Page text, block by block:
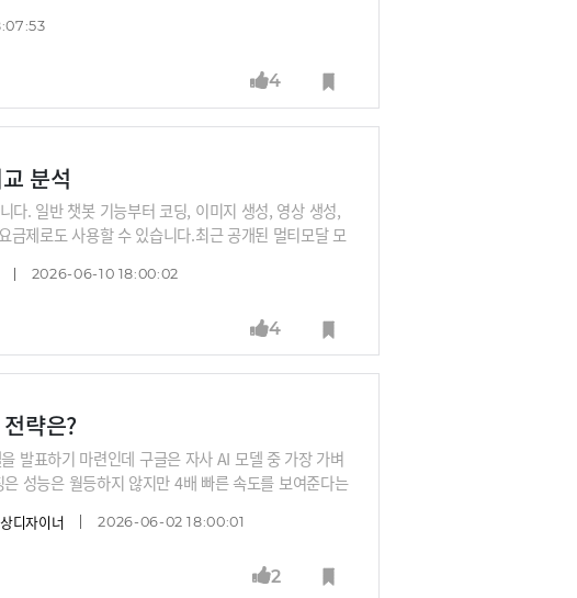
말과 윈비디아(Winvidia) AI PC의 등장⑤ 애플 WW
4
분석
다. 일반 챗봇 기능부터 코딩, 이미지 생성, 영상 생성,
제로도 사용할 수 있습니다.최근 공개된 멀티모달 모
간단히 쓰더라도 양질의 영상을 만들어주는 것이 인
함이 있었을까요? 늘 새로운 툴들을 쉽고 재미있게 알
니다.
2026-06-10 18:00:02
4
략은?
발표하기 마련인데 구글은 자사 AI 모델 중 가장 가벼
성능은 월등하지 않지만 4배 빠른 속도를 보여준다는
용하는 LLM이 아닌 현실을 반영하고(월드모델), 자율
에서 주목해봐야 하는 지점을 해설해드립니다.
디자이너 2026-06-02 18:00:01
2